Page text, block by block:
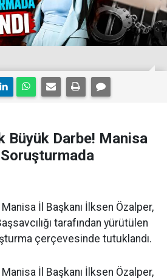
Büyük Darbe! Manisa
İl Başkanı İlksen Özalper,
tarafından yürütülen
çerçevesinde tutuklandı.
İl Başkanı İlksen Özalper,